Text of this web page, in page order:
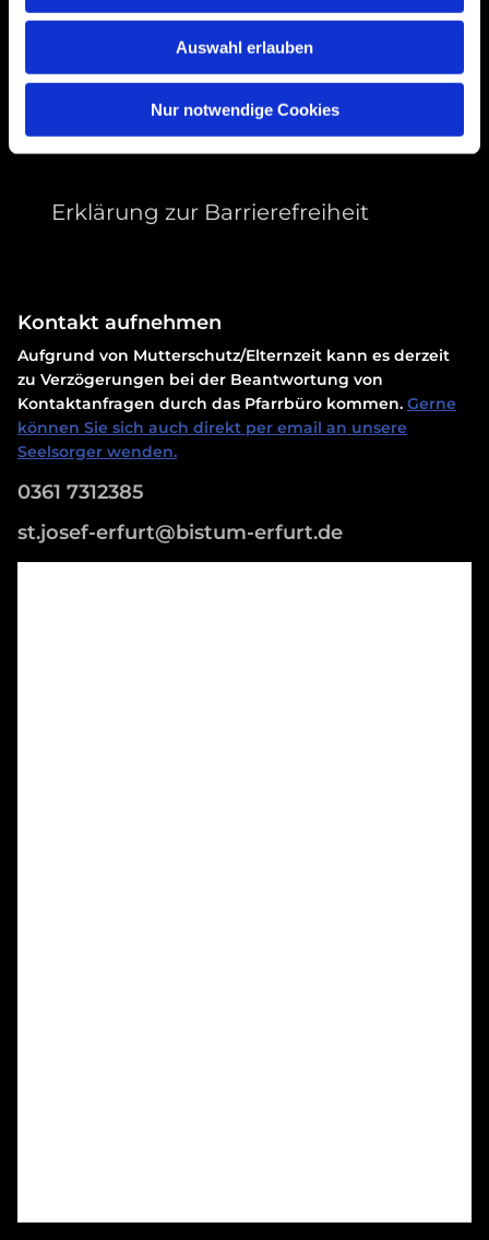
Auswahl erlauben
Nur notwendige Cookies
Erklärung zur Barrierefreiheit
Kontakt aufnehmen
Aufgrund von Mutterschutz/Elternzeit kann es derzeit
zu Verzögerungen bei der Beantwortung von
Kontaktanfragen durch das Pfarrbüro kommen. Gerne
können Sie sich auch direkt per email an unsere
Seelsorger wenden.
0361 7312385
st.josef-erfurt@bistum-erfurt.de